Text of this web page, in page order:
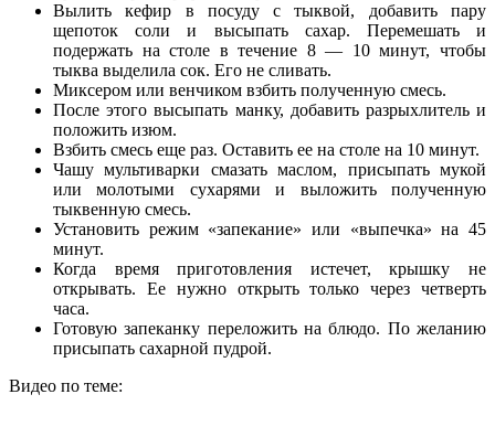
Вылить кефир в посуду с тыквой, добавить пару
щепоток соли и высыпать сахар. Перемешать и
подержать на столе в течение 8 — 10 минут, чтобы
тыква выделила сок. Его не сливать.
Миксером или венчиком взбить полученную смесь.
После этого высыпать манку, добавить разрыхлитель и
положить изюм.
Взбить смесь еще раз. Оставить ее на столе на 10 минут.
Чашу мультиварки смазать маслом, присыпать мукой
или молотыми сухарями и выложить полученную
тыквенную смесь.
Установить режим «запекание» или «выпечка» на 45
минут.
Когда время приготовления истечет, крышку не
открывать. Ее нужно открыть только через четверть
часа.
Готовую запеканку переложить на блюдо. По желанию
присыпать сахарной пудрой.
Видео по теме: